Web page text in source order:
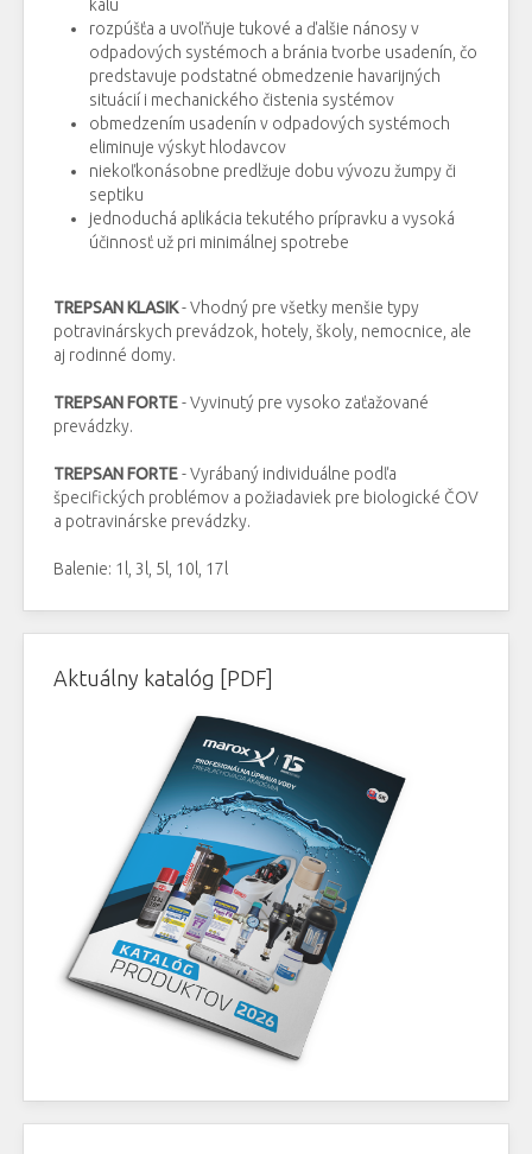
kalu
rozpúšťa a uvoľňuje tukové a ďalšie nánosy v
odpadových systémoch a bránia tvorbe usadenín, čo
predstavuje podstatné obmedzenie havarijných
situácií i mechanického čistenia systémov
obmedzením usadenín v odpadových systémoch
eliminuje výskyt hlodavcov
niekoľkonásobne predlžuje dobu vývozu žumpy či
septiku
jednoduchá aplikácia tekutého prípravku a vysoká
účinnosť už pri minimálnej spotrebe
TREPSAN KLASIK- Vhodný pre všetky menšie typy
potravinárskych prevádzok, hotely, školy, nemocnice, ale
aj rodinné domy.
TREPSAN FORTE- Vyvinutý pre vysoko zaťažované
prevádzky.
TREPSAN FORTE- Vyrábaný individuálne podľa
špecifických problémov a požiadaviek pre biologické ČOV
a potravinárske prevádzky.
Balenie: 1l, 3l, 5l, 10l, 17l
Aktuálny katalóg [PDF]